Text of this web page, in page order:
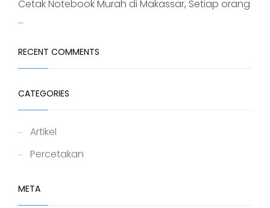
Cetak Notebook Murah di Makassar, Setiap orang
...
RECENT COMMENTS
CATEGORIES
Artikel
Percetakan
META